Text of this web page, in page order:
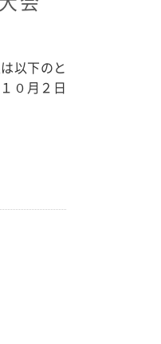
以下のと
０月２日